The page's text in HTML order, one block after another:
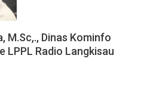
M.Sc,., Dinas Kominfo
LPPL Radio Langkisau